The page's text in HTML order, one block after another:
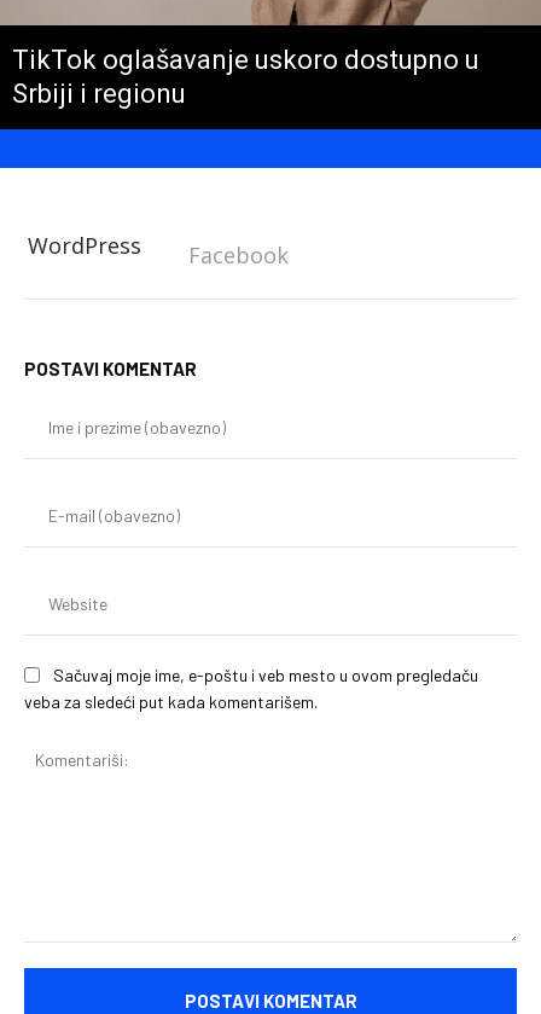
TikTok oglašavanje uskoro dostupno u
Srbiji i regionu
WordPress Facebook
POSTAVI KOMENTAR
Sačuvaj moje ime, e-poštu i veb mesto u ovom pregledaču
veba za sledeći put kada komentarišem.